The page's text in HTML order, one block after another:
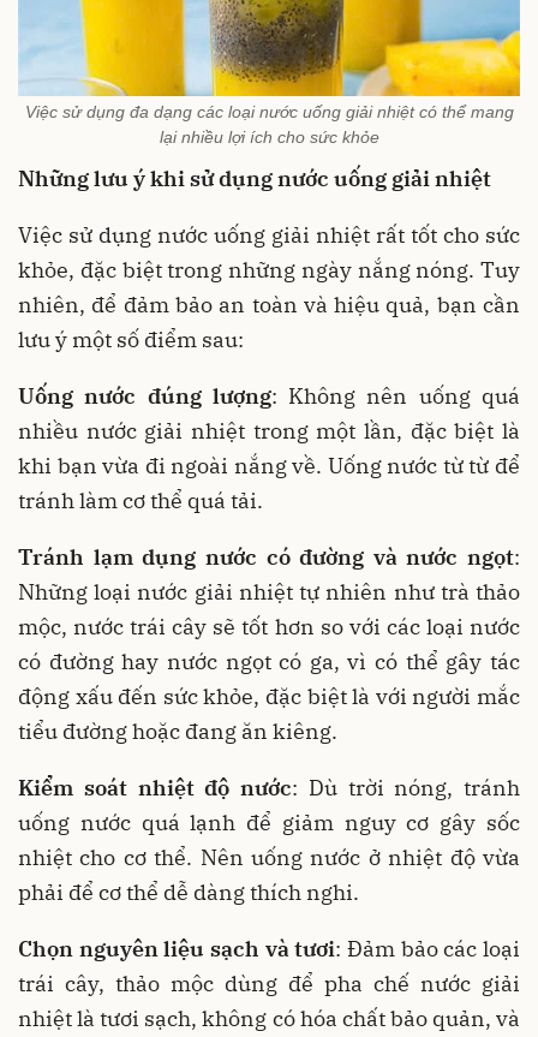
Việc sử dụng đa dạng các loại nước uống giải nhiệt có thể mang
lại nhiều lợi ích cho sức khỏe
Những lưu ý khi sử dụng nước uống giải nhiệt
Việc sử dụng nước uống giải nhiệt rất tốt cho sức
khỏe, đặc biệt trong những ngày nắng nóng. Tuy
nhiên, để đảm bảo an toàn và hiệu quả, bạn cần
lưu ý một số điểm sau:
Uống nước đúng lượng: Không nên uống quá
nhiều nước giải nhiệt trong một lần, đặc biệt là
khi bạn vừa đi ngoài nắng về. Uống nước từ từ để
tránh làm cơ thể quá tải.
Tránh lạm dụng nước có đường và nước ngọt:
Những loại nước giải nhiệt tự nhiên như trà thảo
mộc, nước trái cây sẽ tốt hơn so với các loại nước
có đường hay nước ngọt có ga, vì có thể gây tác
động xấu đến sức khỏe, đặc biệt là với người mắc
tiểu đường hoặc đang ăn kiêng.
Kiểm soát nhiệt độ nước: Dù trời nóng, tránh
uống nước quá lạnh để giảm nguy cơ gây sốc
nhiệt cho cơ thể. Nên uống nước ở nhiệt độ vừa
phải để cơ thể dễ dàng thích nghi.
Chọn nguyên liệu sạch và tươi: Đảm bảo các loại
trái cây, thảo mộc dùng để pha chế nước giải
nhiệt là tươi sạch, không có hóa chất bảo quản, và